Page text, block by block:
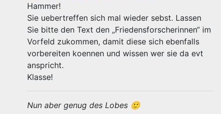
Hammer!
Sie uebertreffen sich mal wieder sebst. Lassen
Sie bitte den Text den „Friedensforscherinnen“ im
Vorfeld zukommen, damit diese sich ebenfalls
vorbereiten koennen und wissen wer sie da evt
anspricht.
Klasse!
Nun aber genug des Lobes 🙂